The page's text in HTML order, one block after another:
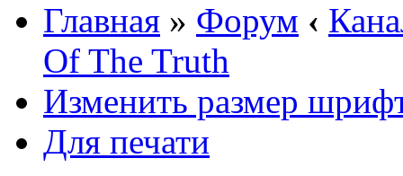
Главная » Форум ‹
Of The Truth
Изменить размер
Для печати